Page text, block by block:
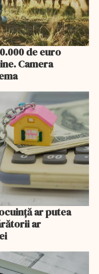
de euro
Camera
ar putea
ar